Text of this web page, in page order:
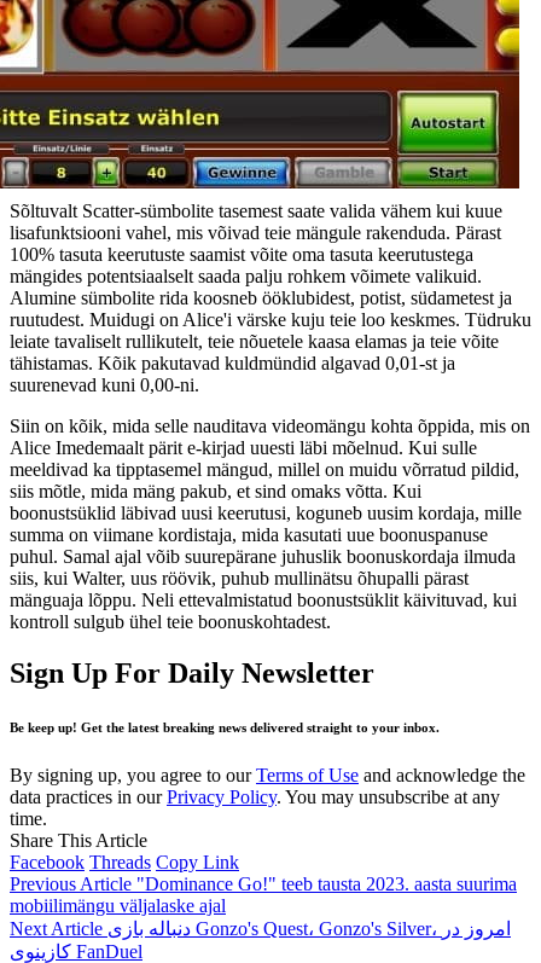
Sõltuvalt Scatter-sümbolite tasemest saate valida vähem kui kuue
lisafunktsiooni vahel, mis võivad teie mängule rakenduda. Pärast
100% tasuta keerutuste saamist võite oma tasuta keerutustega
mängides potentsiaalselt saada palju rohkem võimete valikuid.
Alumine sümbolite rida koosneb ööklubidest, potist, südametest ja
ruutudest. Muidugi on Alice'i värske kuju teie loo keskmes. Tüdruku
leiate tavaliselt rullikutelt, teie nõuetele kaasa elamas ja teie võite
tähistamas. Kõik pakutavad kuldmündid algavad 0,01-st ja
suurenevad kuni 0,00-ni.
Siin on kõik, mida selle nauditava videomängu kohta õppida, mis on
Alice Imedemaalt pärit e-kirjad uuesti läbi mõelnud. Kui sulle
meeldivad ka tipptasemel mängud, millel on muidu võrratud pildid,
siis mõtle, mida mäng pakub, et sind omaks võtta. Kui
boonustsüklid läbivad uusi keerutusi, koguneb uusim kordaja, mille
summa on viimane kordistaja, mida kasutati uue boonuspanuse
puhul. Samal ajal võib suurepärane juhuslik boonuskordaja ilmuda
siis, kui Walter, uus röövik, puhub mullinätsu õhupalli pärast
mänguaja lõppu. Neli ettevalmistatud boonustsüklit käivituvad, kui
kontroll sulgub ühel teie boonuskohtadest.
Sign Up For Daily Newsletter
Be keep up! Get the latest breaking news delivered straight to your inbox.
By signing up, you agree to ourTerms of Use and acknowledge the
data practices in ourPrivacy Policy. You may unsubscribe at any
time.
Share This Article
Facebook Threads Copy Link
Previous Article "Dominance Go!" teeb tausta 2023. aasta suurima
mobiilimängu väljalaske ajal
Next Article دنباله بازی Gonzo's Quest، Gonzo's Silver، امروز در
کازینوی FanDuel